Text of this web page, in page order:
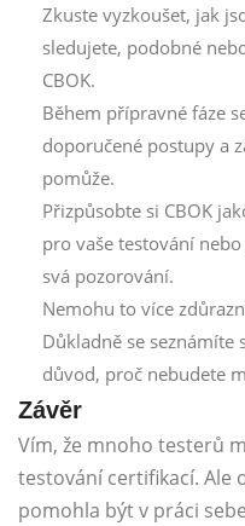
Zkuste vyzkoušet, jak
sledujete, podobné
CBOK.
Během přípravné fáze
doporučené postupy a
pomůže.
Přizpůsobte si CBOK
pro vaše testování
svá pozorování.
Nemohu to více
Důkladně se seznámíte
důvod, proč nebudete
Závěr
Vím, že mnoho testerů
testování certifikací. Ale
pomohla být v práci